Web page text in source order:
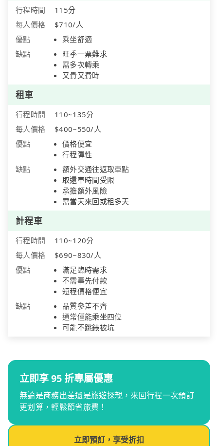
行程時間
115分
每人價格
$710/人
優點
乘坐舒適
缺點
旺季一票難求
需多次轉乘
又貴又費時
租車
行程時間
110~135分
每人價格
$400~550/人
優點
價格便宜
行程彈性
缺點
額外交通往返取車點
取還車時間受限
承擔額外風險
需當天來回或租多天
計程車
行程時間
110~120分
每人價格
$690~830/人
優點
滿足臨時需求
不需事先付款
短程價格便宜
缺點
品質參差不齊
通常僅能乘坐四位
可能不跳錶被坑
立即享 95 折專屬優惠
無論是商務出差還是旅遊探親，來回行程一次預訂
更划算，輕鬆節省旅費！
立即預訂，享受折扣